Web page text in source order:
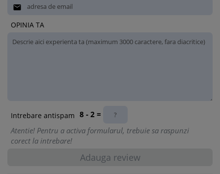
10. Colete transfrontaliere
12. Tonul rosu
14. Codul vamal
21. Obligatii contractuale
22. Obligatii necontractuale
23. Autenticitatea documentelor
25. Abuzul sexual online asupra copiilor

OPINIA TA
Intrebare antispam 8 - 2 =
Atentie! Pentru a activa formularul, trebuie sa raspunzi
corect la intrebare!